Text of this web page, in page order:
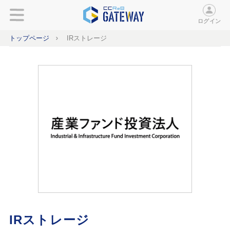
ログイン
トップページ IRストレージ
IRストレージ